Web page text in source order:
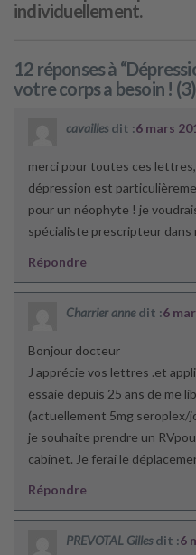
individuellement.
12 réponses à
votre corps a besoin !
cavailles dit :6 mars
merci pour toutes ces
dépression est
pour un néophyte ! je
spécialiste prescripteur dans
Répondre
Charrier anne dit :6
Bonjour docteur
J apprécie vos lettres .et
essaie depuis 25 ans de me
(actuellement 5mg seroplex/
je souhaite prendre un
cabinet. Je ferai le
Répondre
PREVOTAL Gilles dit :6